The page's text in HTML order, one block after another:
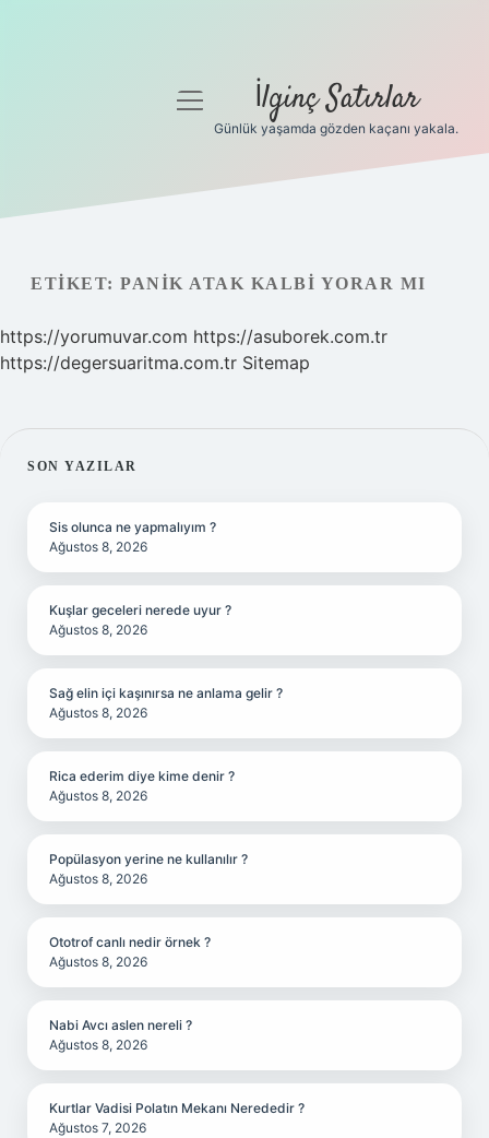
Gizlilik Politikası
menüyü
İlginç Satırlar
Günlük yaşamda gözden kaçanı yakala.
ETIKET: PANIK ATAK KALBI YORAR MI
https://yorumuvar.com https://asuborek.com.tr
https://degersuaritma.com.tr Sitemap
SIDEBAR
SON YAZILAR
Sis olunca ne yapmalıyım ?
Ağustos 8, 2026
Kuşlar geceleri nerede uyur ?
Ağustos 8, 2026
Sağ elin içi kaşınırsa ne anlama gelir ?
Ağustos 8, 2026
Rica ederim diye kime denir ?
Ağustos 8, 2026
Popülasyon yerine ne kullanılır ?
Ağustos 8, 2026
Ototrof canlı nedir örnek ?
Ağustos 8, 2026
Nabi Avcı aslen nereli ?
Ağustos 8, 2026
Kurtlar Vadisi Polatın Mekanı Nerededir ?
Ağustos 7, 2026